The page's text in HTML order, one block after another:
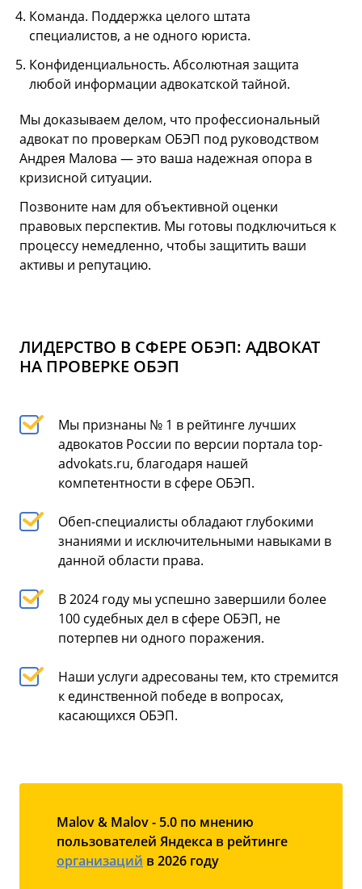
Команда. Поддержка целого штата
специалистов, а не одного юриста.
Конфиденциальность. Абсолютная защита
любой информации адвокатской тайной.
Мы доказываем делом, что профессиональный
адвокат по проверкам ОБЭП под руководством
Андрея Малова — это ваша надежная опора в
кризисной ситуации.
Позвоните нам для объективной оценки
правовых перспектив. Мы готовы подключиться к
процессу немедленно, чтобы защитить ваши
активы и репутацию.
ЛИДЕРСТВО В СФЕРЕ ОБЭП: АДВОКАТ
НА ПРОВЕРКЕ ОБЭП
Мы признаны № 1 в рейтинге лучших
адвокатов России по версии портала top-
advokats.ru, благодаря нашей
компетентности в сфере ОБЭП.
Обеп-специалисты обладают глубокими
знаниями и исключительными навыками в
данной области права.
В 2024 году мы успешно завершили более
100 судебных дел в сфере ОБЭП, не
потерпев ни одного поражения.
Наши услуги адресованы тем, кто стремится
к единственной победе в вопросах,
касающихся ОБЭП.
Malov & Malov - 5.0 по мнению
пользователей Яндекса в рейтинге
организаций в 2026 году